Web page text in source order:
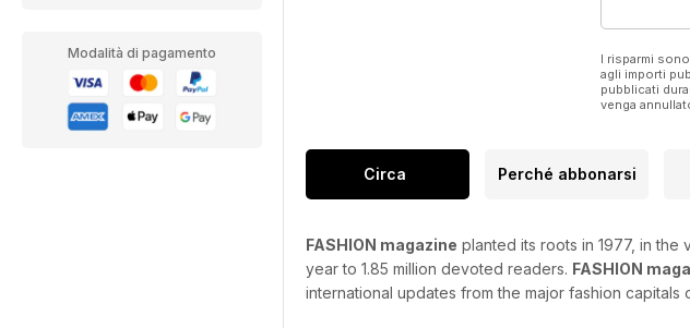
Modalità di pagamento
I risparmi
agli importi
pubblicati
venga
Circa Perché abbonarsi
FASHION magazine planted its roots in 1977, in
year to 1.85 million devoted readers. FASHION
international updates from the major fashion capitals